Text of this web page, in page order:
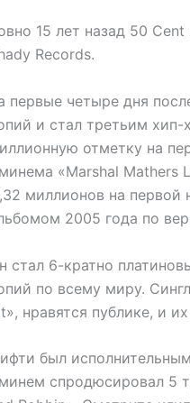
15 лет назад 50
Records.
первые четыре дня
и стал третьим хип-
отметку на
«Marshal Mathers
миллионов на
2005 года по
стал 6-кратно
по всему миру.
нравятся публике, и
был
спродюсировал 5